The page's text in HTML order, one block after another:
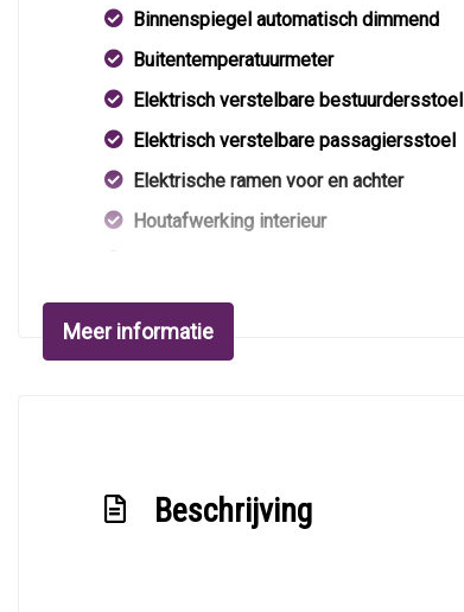
Binnenspiegel automatisch dimmend
Buitentemperatuurmeter
Elektrisch verstelbare bestuurdersstoel
Elektrisch verstelbare passagiersstoel
Elektrische ramen voor en achter
Houtafwerking interieur
Lendesteun(en) verstelbaar
Middenarmsteun voor
Stuur verstelbaar
Meer informatie
Beschrijving